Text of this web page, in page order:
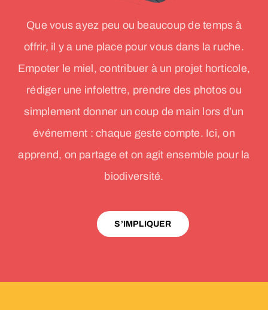
Que vous ayez peu ou beaucoup de temps à
offrir, il y a une place pour vous dans la ruche.
Empoter le miel, contribuer à un projet horticole,
rédiger une infolettre, prendre des photos ou
simplement donner un coup de main lors d’un
événement : chaque geste compte. Ici, on
apprend, on partage et on agit ensemble pour la
biodiversité.
S’IMPLIQUER